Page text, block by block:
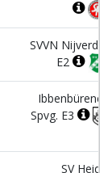
SVVN Nijverdal
E2
Ibbenbürener
Spvg. E3
SV Heide